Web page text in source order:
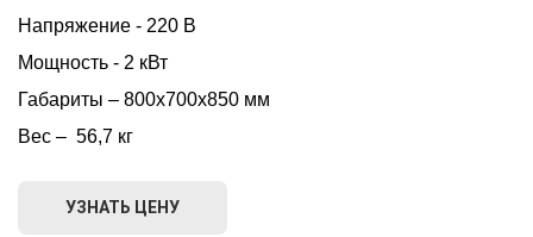
Напряжение - 220 В
Мощность - 2 кВт
Габариты – 800х700х850 мм
Вес –  56,7 кг
УЗНАТЬ ЦЕНУ